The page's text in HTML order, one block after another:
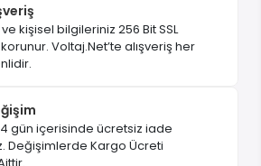
kişisel bilgileriniz 256 Bit SSL
Voltaj.Net’te alışveriş her
gün içerisinde ücretsiz iade
Değişimlerde Kargo Ücreti